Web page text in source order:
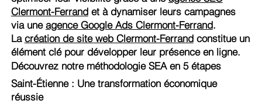
Clermont-Ferrandet à dynamiser leurs campagnes
via uneagence Google Ads Clermont-Ferrand.
Lacréation de site web Clermont-Ferrandconstitue un
élément clé pour développer leur présence en ligne.
Saint-Étienne : Une transformation économique
réussie
Découvrez notre méthodologie SEA en 5 étapes